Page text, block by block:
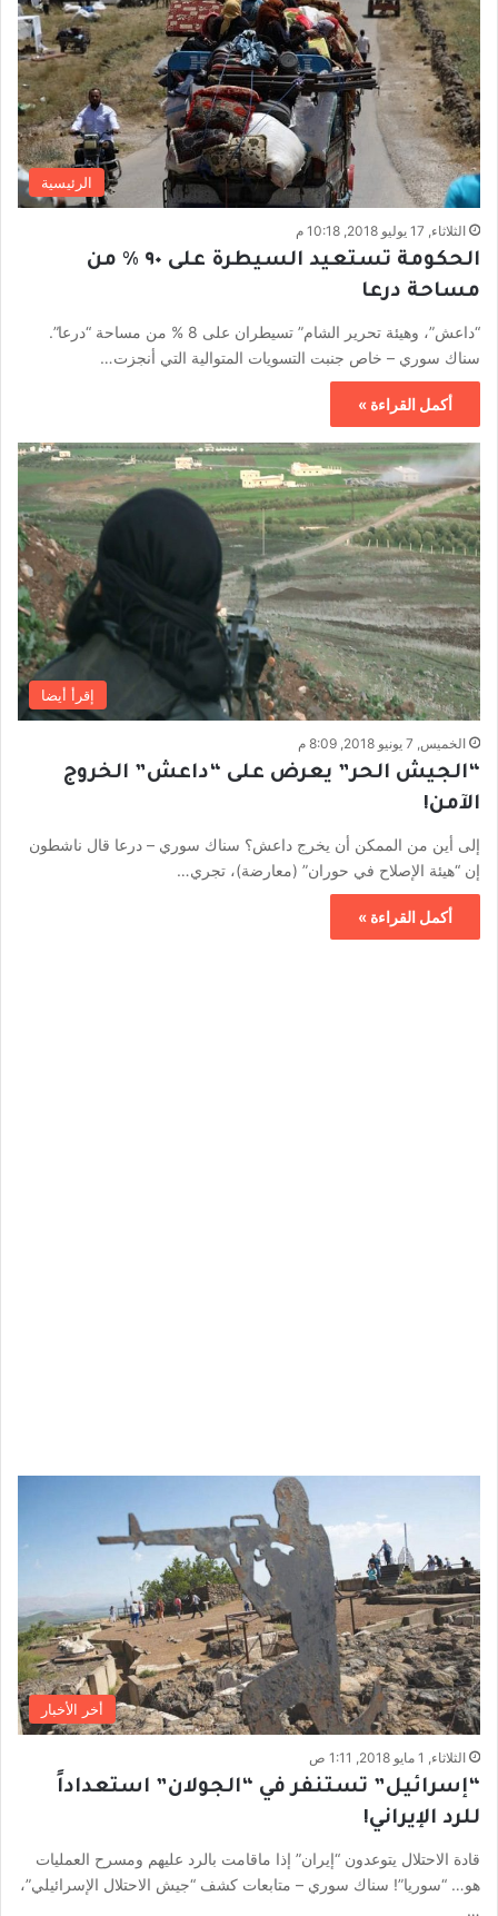
الرئيسية
الثلاثاء, 17 يوليو 2018, 10:18 م
الحكومة تستعيد السيطرة على ٩٠ ٪؜ من
مساحة درعا
“داعش”، وهيئة تحرير الشام” تسيطران على 8 % من مساحة “درعا”.
سناك سوري – خاص جنبت التسويات المتوالية التي أنجزت…
أكمل القراءة »
إقرأ أيضا
الخميس, 7 يونيو 2018, 8:09 م
“الجيش الحر” يعرض على “داعش” الخروج
الآمن!
إلى أين من الممكن أن يخرج داعش؟ سناك سوري – درعا قال ناشطون
إن “هيئة الإصلاح في حوران” (معارضة)، تجري…
أكمل القراءة »
أخر الأخبار
الثلاثاء, 1 مايو 2018, 1:11 ص
“إسرائيل” تستنفر في “الجولان” استعداداً
للرد الإيراني!
قادة الاحتلال يتوعدون “إيران” إذا ماقامت بالرد عليهم ومسرح العمليات
هو… “سوريا”! سناك سوري – متابعات كشف “جيش الاحتلال الإسرائيلي”،
…